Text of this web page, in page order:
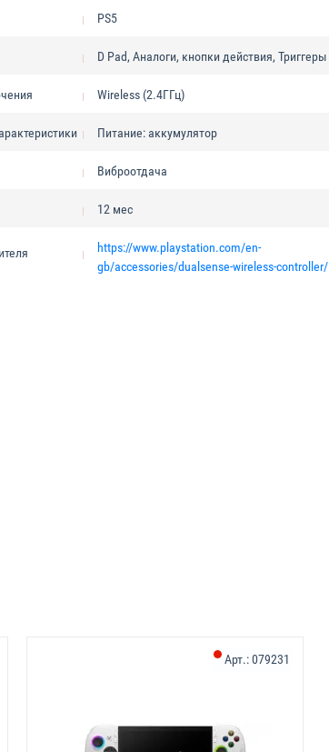
PS5
D Pad, Аналоги, кнопки действия, Триггеры
Wireless (2.4ГГц)
Питание: аккумулятор
Виброотдача
12 мес
https://www.playstation.com/en-
gb/accessories/dualsense-wireless-controller/
Арт.:079231